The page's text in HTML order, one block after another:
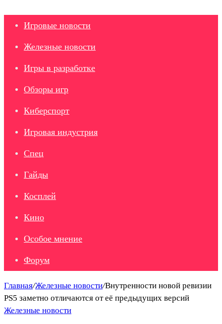
Игровые новости
Железные новости
Игры в разработке
Обзоры игр
Киберспорт
Игровая индустрия
Спец
Гайды
Косплей
Кино
Особое мнение
Форум
Главная/Железные новости/Внутренности новой ревизии
PS5 заметно отличаются от её предыдущих версий
Железные новости